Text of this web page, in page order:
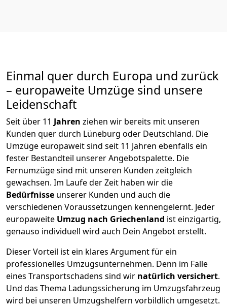
Einmal quer durch Europa und zurück
– europaweite Umzüge sind unsere
Leidenschaft
Seit über 11 Jahren ziehen wir bereits mit unseren
Kunden quer durch Lüneburg oder Deutschland. Die
Umzüge europaweit sind seit 11 Jahren ebenfalls ein
fester Bestandteil unserer Angebotspalette. Die
Fernumzüge sind mit unseren Kunden zeitgleich
gewachsen. Im Laufe der Zeit haben wir die
Bedürfnisse unserer Kunden und auch die
verschiedenen Voraussetzungen kennengelernt. Jeder
europaweite Umzug nach Griechenland ist einzigartig,
genauso individuell wird auch Dein Angebot erstellt.
Dieser Vorteil ist ein klares Argument für ein
professionelles Umzugsunternehmen. Denn im Falle
eines Transportschadens sind wir natürlich versichert.
Und das Thema Ladungssicherung im Umzugsfahrzeug
wird bei unseren Umzugshelfern vorbildlich umgesetzt.